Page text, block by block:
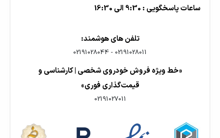
ساعات پاسخگویی : 9:30 الی 16:30
تلفن های هوشمند:
02191028011
-
02191028044
«خط ویژه فروش خودروی شخصی | کارشناسی و
قیمت‌گذاری فوری»
02191027011